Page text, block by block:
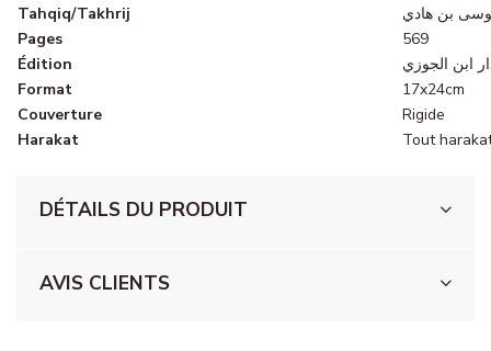
Tahqiq/Takhrij
بن هادي
Pages
569
Édition
Format
17x24cm
Couverture
Rigide
Harakat
Tout
DÉTAILS DU PRODUIT
AVIS CLIENTS